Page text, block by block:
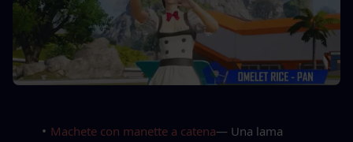
Machete con manette a catena— Una lama